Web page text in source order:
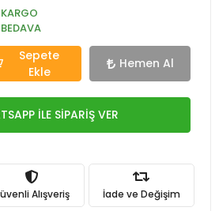
KARGO
BEDAVA
Sepete
Ekle
Hemen Al
İLE SİPARİŞ VER
Alışveriş İade ve Değişim